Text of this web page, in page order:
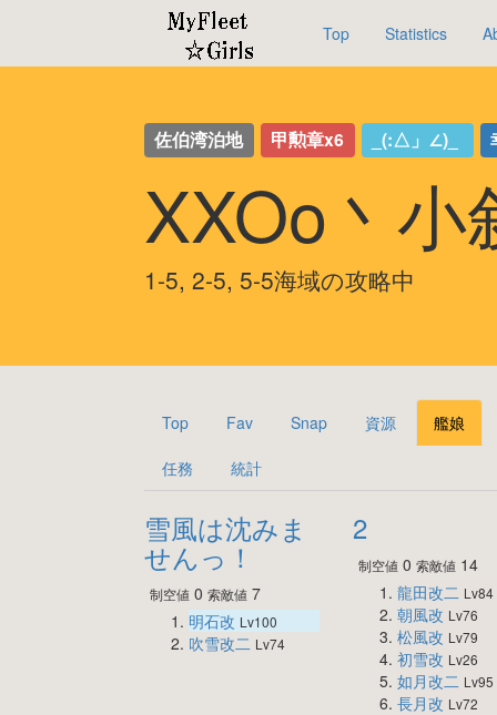
Top Statistics
佐伯湾泊地 甲勲章x6 _(:△」∠)_
XXOo丶
1-5, 2-5, 5-5海域の攻略中
Top Fav Snap 資源 艦娘
任務 統計
雪風は沈みま
せんっ！
制空値 0 索敵値 7
明石改 Lv100
吹雪改二 Lv74
2
制空値0 索敵値14
龍田改二 Lv84
朝風改 Lv76
松風改 Lv79
初雪改 Lv26
如月改二 Lv95
長月改 Lv72